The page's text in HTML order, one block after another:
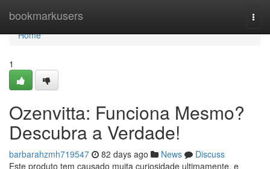
bookmarkusers
Home
Home
1
Ozenvitta: Funciona Mesmo?
Descubra a Verdade!
barbarahzmh719547 82 days ago News
Discuss
Este produto tem causado muita curiosidade ultimamente, e